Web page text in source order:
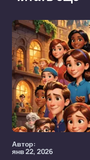
Автор:
янв 22, 2026